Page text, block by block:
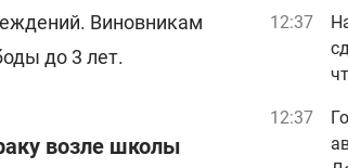
Виновникам
до 3 лет.
возле школы
12:37
12:37